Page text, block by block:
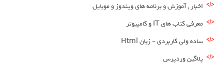
اخبار , آموزش و برنامه های ویندوز و موبایل
معرفی کتاب های IT و کامپیوتر
ساده ولی کاربردی – زبان Html
پلاگین وردپرس